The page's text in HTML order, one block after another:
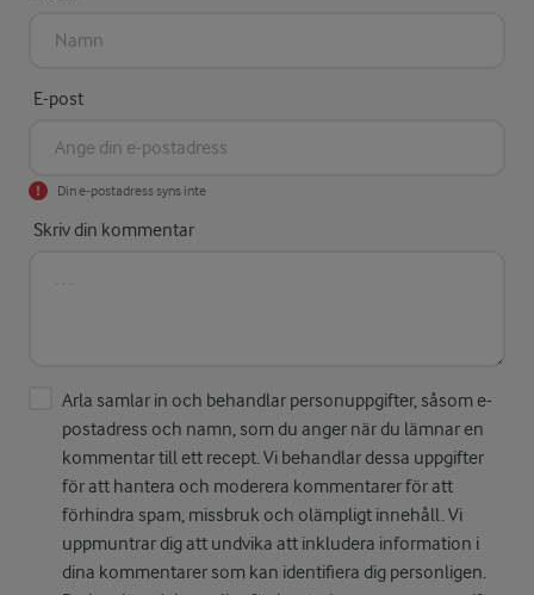
E-post
Din e-postadress syns inte
Skriv din kommentar
Arla samlar in och behandlar personuppgifter, såsom e-
postadress och namn, som du anger när du lämnar en
kommentar till ett recept. Vi behandlar dessa uppgifter
för att hantera och moderera kommentarer för att
förhindra spam, missbruk och olämpligt innehåll. Vi
uppmuntrar dig att undvika att inkludera information i
dina kommentarer som kan identifiera dig personligen.